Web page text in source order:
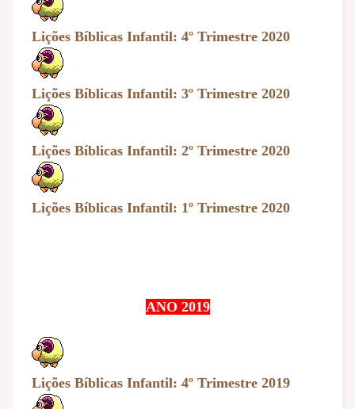
Lições Bíblicas Infantil: 4º Trimestre 2020
Lições Bíblicas Infantil: 3º Trimestre 2020
Lições Bíblicas Infantil: 2º Trimestre 2020
Lições Bíblicas Infantil: 1º Trimestre 2020
ANO 2019
Lições Bíblicas Infantil: 4º Trimestre 2019